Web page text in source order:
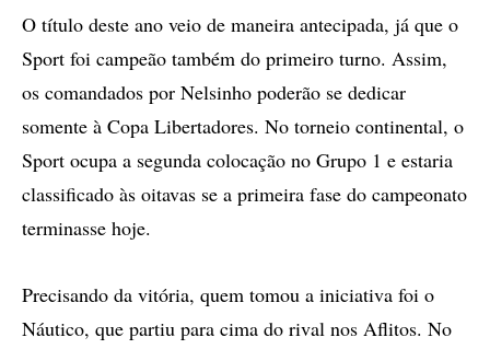
O título deste ano veio de maneira antecipada, já que o
Sport foi campeão também do primeiro turno. Assim,
os comandados por Nelsinho poderão se dedicar
somente à Copa Libertadores. No torneio continental, o
Sport ocupa a segunda colocação no Grupo 1 e estaria
classificado às oitavas se a primeira fase do campeonato
terminasse hoje.
Precisando da vitória, quem tomou a iniciativa foi o
Náutico, que partiu para cima do rival nos Aflitos. No